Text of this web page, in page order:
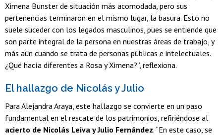
Ximena Bunster de situación más acomodada, pero sus
pertenencias terminaron en el mismo lugar, la basura. Esto no
suele suceder con los legados masculinos, pues se entiende que
son parte integral de la persona en nuestras áreas de trabajo, y
más aún cuando se trata de personas públicas e intelectuales.
¿Qué hacía diferentes a Rosa y Ximena?”, reflexiona.
El hallazgo de Nicolás y Julio
Para Alejandra Araya, este hallazgo se convierte en un paso
fundamental en el rescate de los patrimonios, refiriéndose al
acierto de Nicolás Leiva y Julio Fernández. “En este caso, se